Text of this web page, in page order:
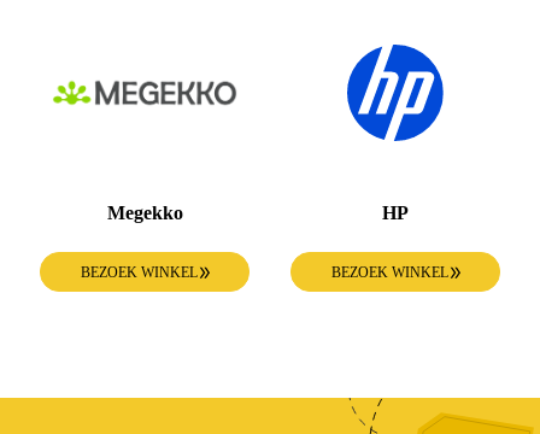
Megekko
BEZOEK WINKEL
HP
BEZOEK WINKEL